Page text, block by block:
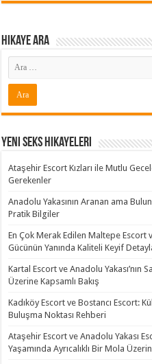
Hikaye ARA
Yeni Seks Hikayeleri
Ataşehir Escort Kızları ile Mutlu
Gerekenler
Anadolu Yakasının Aranan ama
Pratik Bilgiler
En Çok Merak Edilen Maltepe Escort
Gücünün Yanında Kaliteli Keyif
Kartal Escort ve Anadolu Yakası’nın
Üzerine Kapsamlı Bakış
Kadıköy Escort ve Bostancı Escort:
Buluşma Noktası Rehberi
Ataşehir Escort ve Anadolu Yakası
Yaşamında Ayrıcalıklı Bir Mola